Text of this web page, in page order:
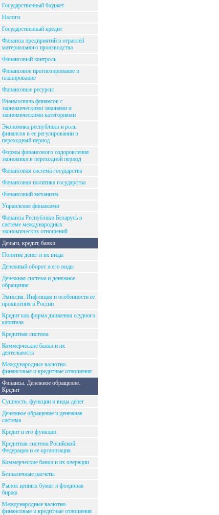
Государственный бюджет
Налоги
Государственный кредит
Финансы предприятий и отраслей
материального производства
Финансовый контроль
Финансовое прогнозирование и
планирование
Финансовые ресурсы
Взаимосвязь финансов с
экономическими законами и
экономическими категориями
Экономика республики и роль
финансов в ее регулировании в
переходный период
Формы финансового оздоровления
экономики в переходной период
Финансовая система государства
Финансовая политика государства
Финансовый механизм
Управление финансами
Финансы Республики Беларусь в
системе международных
экономических отношений
Деньги, кредит, банки
Понятие денег и их виды
Денежный оборот и его виды
Денежная система и денежное
обращение
Эмиссия. Инфляция и особенности ее
проявления в России
Кредит как форма движения ссудного
капитала
Кредитная система
Коммерческие банки и их
деятельность
Международные валютно-
финансовые и кредитные отношения
Финансы. Денежное обращение.
Кредит
Сущность, функции и виды денег
Денежное обращение и денежная
система
Кредит и его функции
Кредитная система Росийской
Федерации и ее организация
Коммерческие банки и их операции
Безналичные расчеты
Рынок ценных бумаг и фондовая
биржа
Международные валютно-
финансовые и кредитные отношения